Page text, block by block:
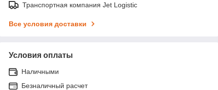
Транспортная компания Jet Logistic
Все условия доставки
Условия оплаты
Наличными
Безналичный расчет